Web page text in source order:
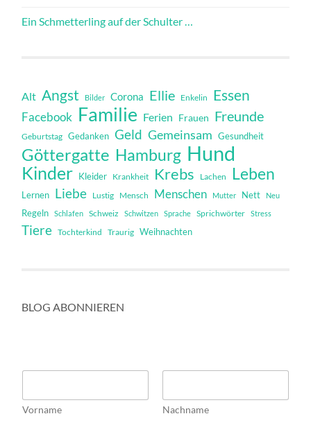
Ein Schmetterling auf der Schulter …
Alt Angst Bilder Corona Ellie Enkelin Essen
Facebook Familie Ferien Frauen Freunde
Geburtstag Gedanken Geld Gemeinsam Gesundheit
Göttergatte Hamburg Hund
Kinder Kleider Krankheit Krebs Lachen Leben
Lernen Liebe Lustig Mensch Menschen Mutter Nett Neu
Regeln Schlafen Schweiz Schwitzen Sprache Sprichwörter Stress
Tiere Tochterkind Traurig Weihnachten
BLOG ABONNIEREN
N
m
e
Vorname Nachname